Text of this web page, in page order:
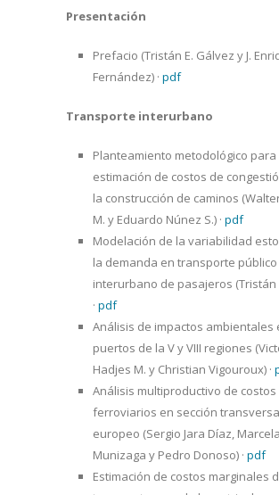
Presentación
Prefacio (Tristán E. Gálvez y J.
Fernández) · pdf
Transporte interurbano
Planteamiento metodológico para
estimación de costos de
la construcción de caminos
M. y Eduardo Núnez S.) · pdf
Modelación de la variabilidad
la demanda en transporte público
interurbano de pasajeros (Tristán
· pdf
Análisis de impactos ambientales
puertos de la V y VIII regiones
Hadjes M. y Christian Vigouroux) ·
Análisis multiproductivo de costos
ferroviarios en sección
europeo (Sergio Jara Díaz, Marcela
Munizaga y Pedro Donoso) · pdf
Estimación de costos marginales